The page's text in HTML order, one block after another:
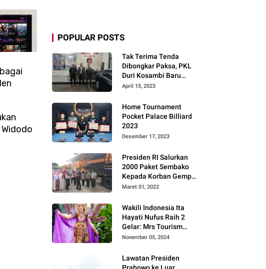
POPULAR POSTS
Tak Terima Tenda
Dibongkar Paksa, PKL
Duri Kosambi Baru
Gugat PT MD
April 15, 2023
Home Tournament
Pocket Palace Billiard
2023
Desember 17, 2023
Presiden RI Salurkan
2000 Paket Sembako
Kepada Korban Gempa
di Pasaman Barat
Maret 01, 2022
Wakili Indonesia Ita
Hayati Nufus Raih 2
Gelar: Mrs Tourism
2024 dan Fourth
Worldwide
International 2024, di
November 05, 2024
Lawatan Presiden